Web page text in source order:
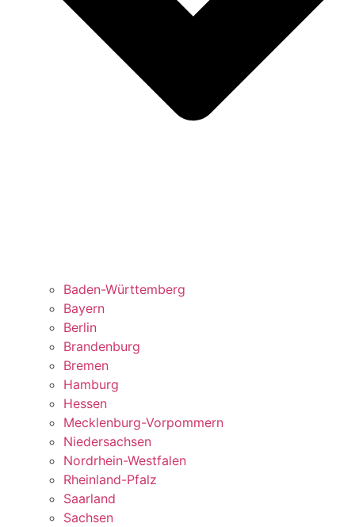
Baden-Württemberg
Bayern
Berlin
Brandenburg
Bremen
Hamburg
Hessen
Mecklenburg-Vorpommern
Niedersachsen
Nordrhein-Westfalen
Rheinland-Pfalz
Saarland
Sachsen